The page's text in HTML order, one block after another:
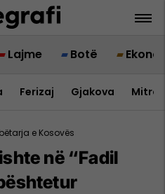
Lajme Botë
Ferizaj Gjakova
e Kosovës
në “Fadil